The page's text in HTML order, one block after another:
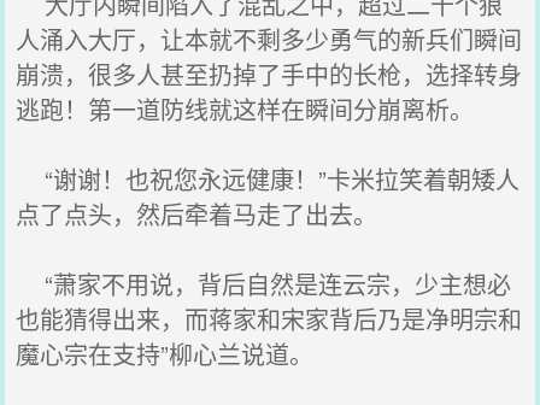
人涌入大厅，让本就不剩多少勇气的新兵们瞬间
崩溃，很多人甚至扔掉了手中的长枪，选择转身
逃跑！第一道防线就这样在瞬间分崩离析。
“谢谢！也祝您永远健康！”卡米拉笑着朝矮人
点了点头，然后牵着马走了出去。
“萧家不用说，背后自然是连云宗，少主想必
也能猜得出来，而蒋家和宋家背后乃是净明宗和
魔心宗在支持”柳心兰说道。